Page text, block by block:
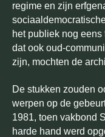
regime en zijn
het publiek nog
dat ook oud-
zijn, mochten de
De stukken zouden
werpen op de
1981, toen vakbond
harde hand werd